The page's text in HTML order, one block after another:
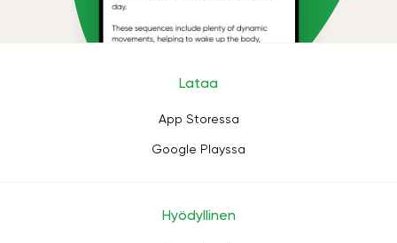
Lataa
App Storessa
Google Playssa
Hyödyllinen